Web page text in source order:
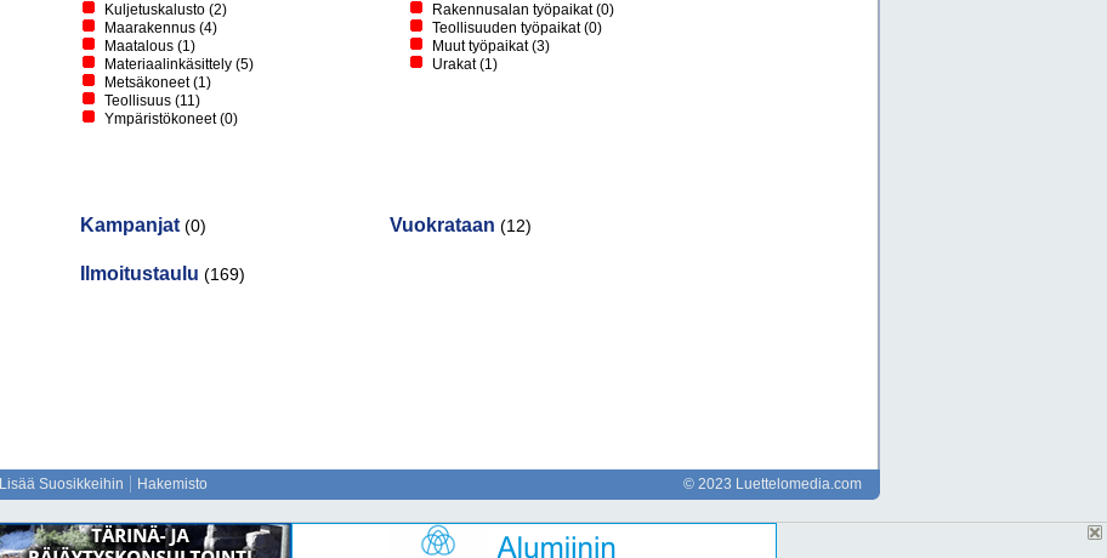
Kuljetuskalusto (2)
Maarakennus (4)
Maatalous (1)
Materiaalinkäsittely (5)
Metsäkoneet(1)
Teollisuus (11)
Ympäristökoneet(0)
Rakennusalan työpaikat(0)
Teollisuuden työpaikat(0)
Muut työpaikat(3)
Urakat(1)
Kampanjat (0) Vuokrataan (12)
Ilmoitustaulu (169)
Lisää Suosikkeihin Hakemisto © 2023 Luettelomedia.com